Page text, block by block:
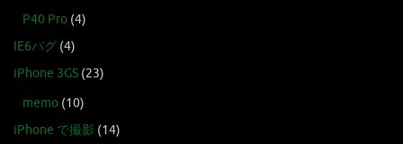
P40 Pro (4)
IE6バグ (4)
iPhone 3GS (23)
memo (10)
iPhone で撮影 (14)